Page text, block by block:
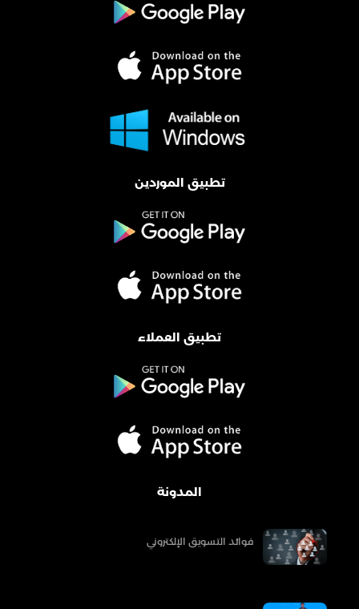
تطبيق الموردين
تطبيق العملاء
المدونة
فوائد التسويق الإلكتروني